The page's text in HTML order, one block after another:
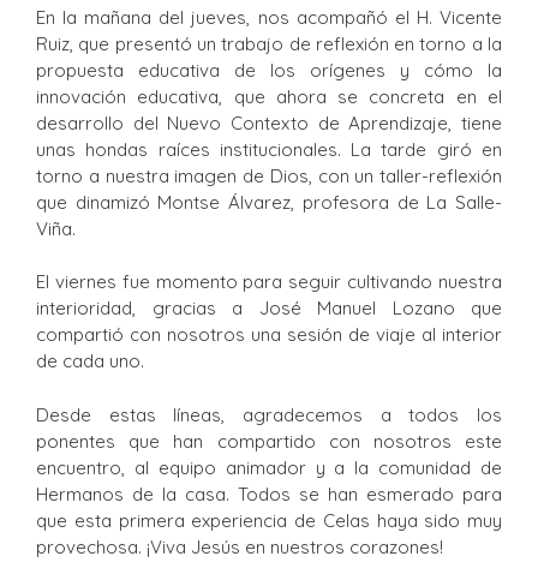
En la mañana del jueves, nos acompañó el H. Vicente
Ruiz, que presentó un trabajo de reflexión en torno a la
propuesta educativa de los orígenes y cómo la
innovación educativa, que ahora se concreta en el
desarrollo del Nuevo Contexto de Aprendizaje, tiene
unas hondas raíces institucionales. La tarde giró en
torno a nuestra imagen de Dios, con un taller-reflexión
que dinamizó Montse Álvarez, profesora de La Salle-
Viña.
El viernes fue momento para seguir cultivando nuestra
interioridad, gracias a José Manuel Lozano que
compartió con nosotros una sesión de viaje al interior
de cada uno.
Desde estas líneas, agradecemos a todos los
ponentes que han compartido con nosotros este
encuentro, al equipo animador y a la comunidad de
Hermanos de la casa. Todos se han esmerado para
que esta primera experiencia de Celas haya sido muy
provechosa. ¡Viva Jesús en nuestros corazones!